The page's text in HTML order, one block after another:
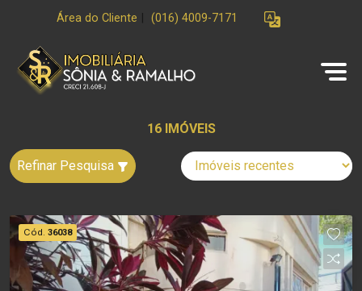
Área do Cliente (016) 4009-7171
16 IMÓVEIS
Refinar Pesquisa
Cód. 36038